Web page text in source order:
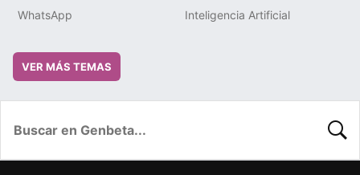
WhatsApp Inteligencia Artificial
VER MÁS TEMAS